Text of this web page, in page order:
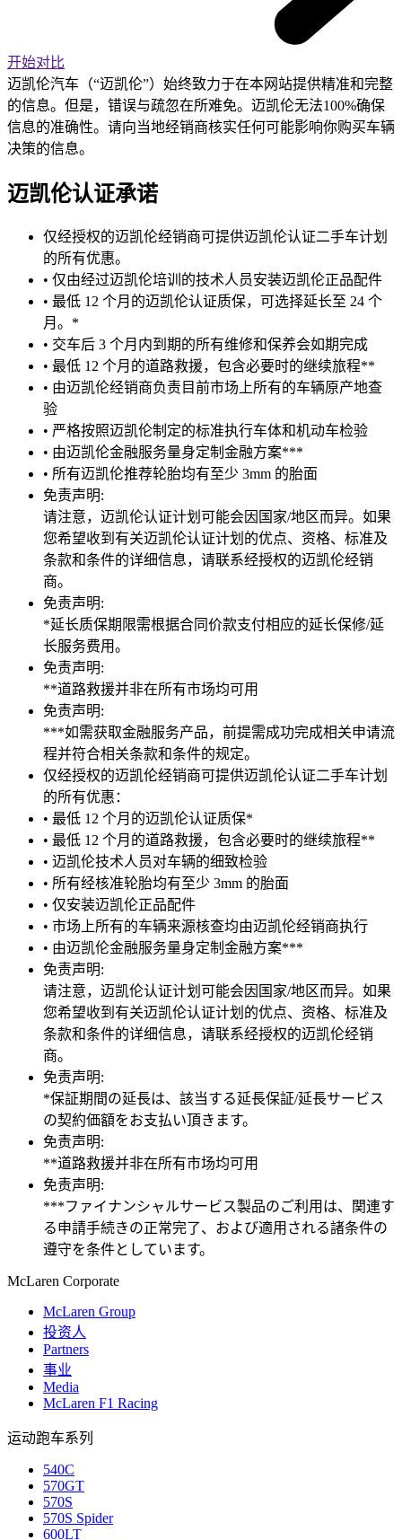
开始对比
迈凯伦汽车（“迈凯伦”）始终致力于在本网站提供精准和完整
的信息。但是，错误与疏忽在所难免。迈凯伦无法100%确保
信息的准确性。请向当地经销商核实任何可能影响你购买车辆
决策的信息。
迈凯伦认证承诺
仅经授权的迈凯伦经销商可提供迈凯伦认证二手车计划
的所有优惠。
• 仅由经过迈凯伦培训的技术人员安装迈凯伦正品配件
• 最低 12 个月的迈凯伦认证质保，可选择延长至 24 个
月。*
• 交车后 3 个月内到期的所有维修和保养会如期完成
• 最低 12 个月的道路救援，包含必要时的继续旅程**
• 由迈凯伦经销商负责目前市场上所有的车辆原产地查
验
• 严格按照迈凯伦制定的标准执行车体和机动车检验
• 由迈凯伦金融服务量身定制金融方案***
• 所有迈凯伦推荐轮胎均有至少 3mm 的胎面
免责声明:
请注意，迈凯伦认证计划可能会因国家/地区而异。如果
您希望收到有关迈凯伦认证计划的优点、资格、标准及
条款和条件的详细信息，请联系经授权的迈凯伦经销
商。
免责声明:
*延长质保期限需根据合同价款支付相应的延长保修/延
长服务费用。
免责声明:
**道路救援并非在所有市场均可用
免责声明:
***如需获取金融服务产品，前提需成功完成相关申请流
程并符合相关条款和条件的规定。
仅经授权的迈凯伦经销商可提供迈凯伦认证二手车计划
的所有优惠：
• 最低 12 个月的迈凯伦认证质保*
• 最低 12 个月的道路救援，包含必要时的继续旅程**
• 迈凯伦技术人员对车辆的细致检验
• 所有经核准轮胎均有至少 3mm 的胎面
• 仅安装迈凯伦正品配件
• 市场上所有的车辆来源核查均由迈凯伦经销商执行
• 由迈凯伦金融服务量身定制金融方案***
免责声明:
请注意，迈凯伦认证计划可能会因国家/地区而异。如果
您希望收到有关迈凯伦认证计划的优点、资格、标准及
条款和条件的详细信息，请联系经授权的迈凯伦经销
商。
免责声明:
*保証期間の延長は、該当する延長保証/延長サービス
の契約価額をお支払い頂きます。
免责声明:
**道路救援并非在所有市场均可用
免责声明:
***ファイナンシャルサービス製品のご利用は、関連す
る申請手続きの正常完了、および適用される諸条件の
遵守を条件としています。
McLaren Corporate
McLaren Group
投资人
Partners
事业
Media
McLaren F1 Racing
运动跑车系列
540C
570GT
570S
570S Spider
600LT